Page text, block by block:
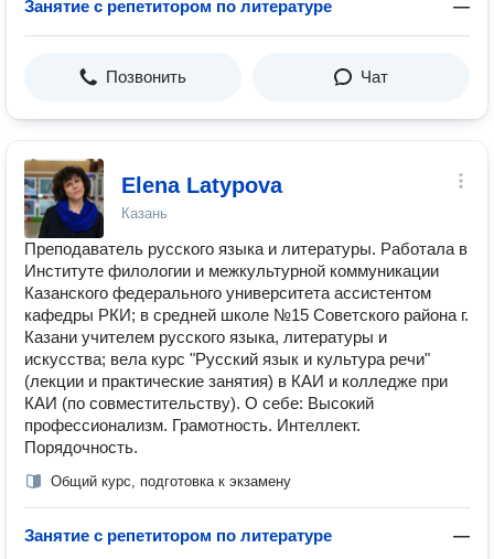
Занятие с репетитором по литературе —
Позвонить Чат
Elena Latypova
Казань
Преподаватель русского языка и литературы. Работала в
Институте филологии и межкультурной коммуникации
Казанского федерального университета ассистентом
кафедры РКИ; в средней школе №15 Советского района г.
Казани учителем русского языка, литературы и
искусства; вела курс "Русский язык и культура речи"
(лекции и практические занятия) в КАИ и колледже при
КАИ (по совместительству). О себе: Высокий
профессионализм. Грамотность. Интеллект.
Порядочность.
Общий курс, подготовка к экзамену
Занятие с репетитором по литературе —